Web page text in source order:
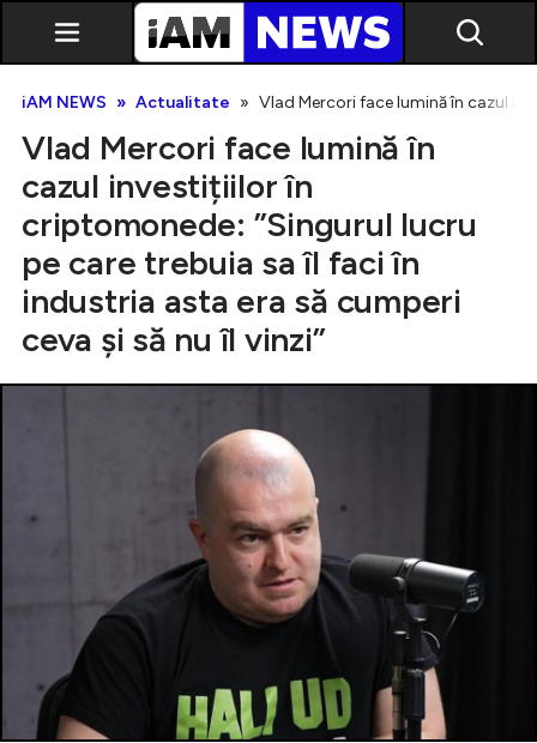
Exclusiv
Intră în cont
Creează cont
iAM NEWS Actualitate Vlad Mercori face lumină în cazul
Vlad Mercori face lumină în
cazul investițiilor în
criptomonede: ”Singurul lucru
pe care trebuia sa îl faci în
industria asta era să cumperi
ceva și să nu îl vinzi”